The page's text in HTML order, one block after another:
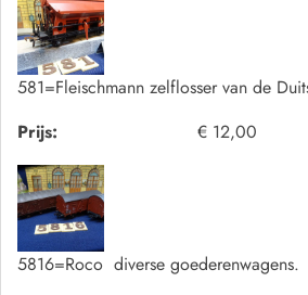
581=Fleischmann zelflosser van de
Prijs:
€ 12,00
5816=Roco diverse goederenwagens.